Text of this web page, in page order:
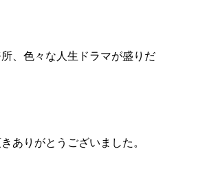
、色々な人生ドラマが盛りだ
ありがとうございました。